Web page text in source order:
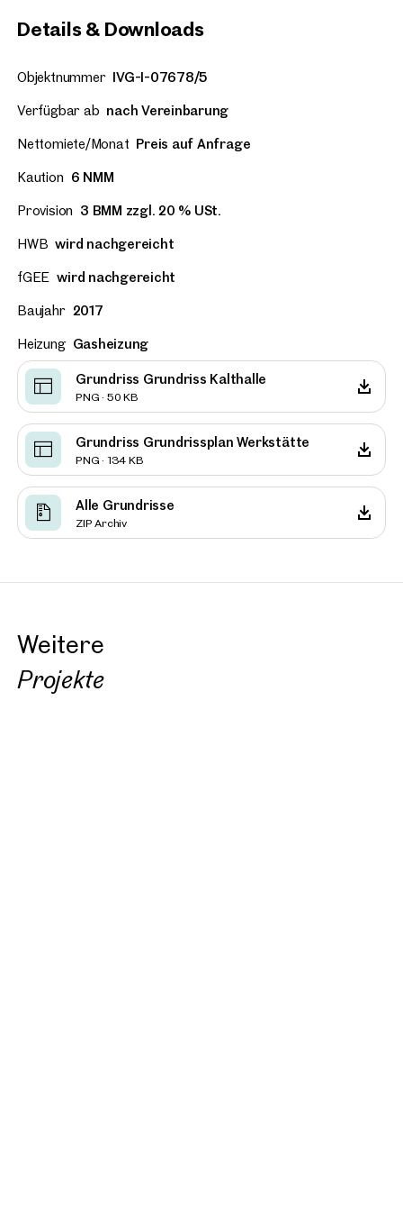
Details & Downloads
Objektnummer IVG-I-07678/5
Verfügbar ab nach Vereinbarung
Nettomiete/Monat Preis auf Anfrage
Kaution 6 NMM
Provision 3 BMM zzgl. 20 % USt.
HWB wird nachgereicht
fGEE wird nachgereicht
Baujahr 2017
Heizung Gasheizung
Grundriss Grundriss Kalthalle
PNG · 50 KB
Grundriss Grundrissplan Werkstätte
PNG · 134 KB
Alle Grundrisse
ZIP Archiv
Weitere
Projekte